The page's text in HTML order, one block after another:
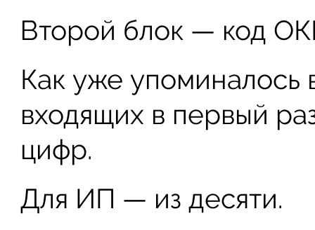
Второй блок — код
Как уже упоминалось
входящих в первый
цифр.
Для ИП — из десяти.